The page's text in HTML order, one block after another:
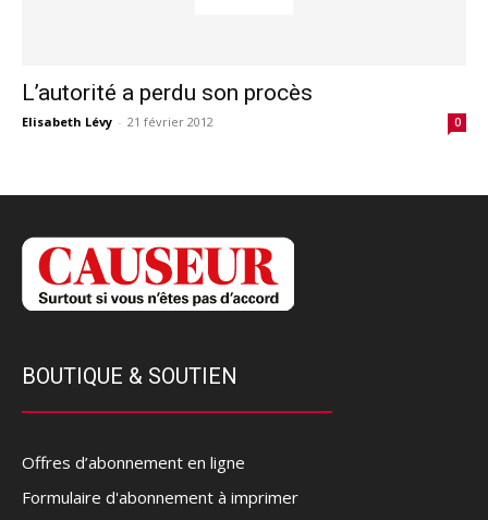
L’autorité a perdu son procès
Elisabeth Lévy - 21 février 2012 0
BOUTIQUE & SOUTIEN
Offres d’abonnement en ligne
Formulaire d'abonnement à imprimer